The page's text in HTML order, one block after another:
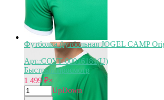
Футболка футбольная JOGEL CAMP
Арт.:СОУТ-00016181(U)
Быстрый просмотр
1 499₽×
UpDown